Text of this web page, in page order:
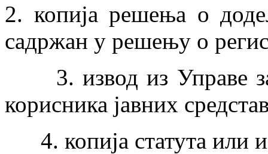
2. копија решења о
садржан у решењу о
3. извод из Управе за
корисника јавних
4. копија статута или